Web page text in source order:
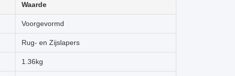
Waarde
Voorgevormd
Rug- en Zijslapers
1.36kg